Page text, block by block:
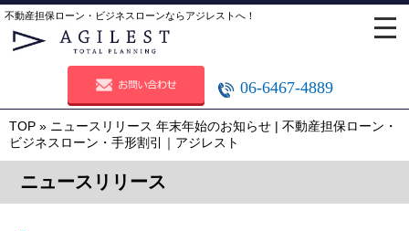
不動産担保ローン・ビジネスローンならアジレストへ！
06-6467-4889
TOP » ニュースリリース 年末年始のお知らせ | 不動産担保ローン・
ビジネスローン・手形割引｜アジレスト
ニュースリリース